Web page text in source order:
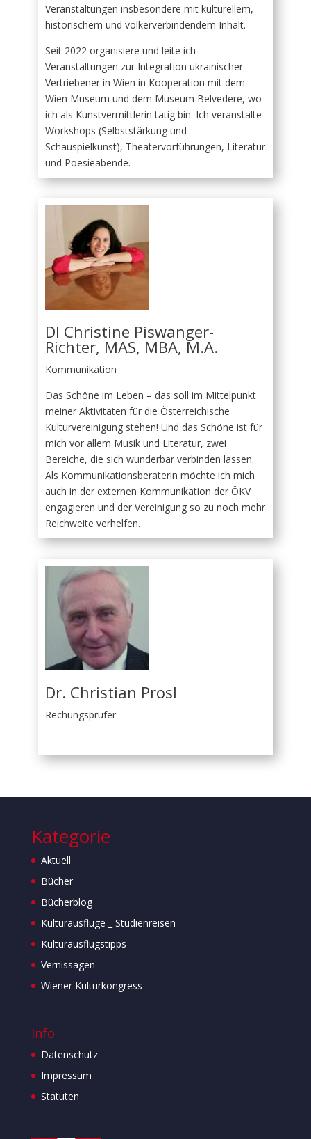
Veranstaltungen insbesondere mit kulturellem,
historischem und völkerverbindendem Inhalt.
Seit 2022 organisiere und leite ich
Veranstaltungen zur Integration ukrainischer
Vertriebener in Wien in Kooperation mit dem
Wien Museum und dem Museum Belvedere, wo
ich als Kunstvermittlerin tätig bin. Ich veranstalte
Workshops (Selbststärkung und
Schauspielkunst), Theatervorführungen, Literatur
und Poesieabende.
DI Christine Piswanger-
Richter, MAS, MBA, M.A.
Kommunikation
Das Schöne im Leben – das soll im Mittelpunkt
meiner Aktivitäten für die Österreichische
Kulturvereinigung stehen! Und das Schöne ist für
mich vor allem Musik und Literatur, zwei
Bereiche, die sich wunderbar verbinden lassen.
Als Kommunikationsberaterin möchte ich mich
auch in der externen Kommunikation der ÖKV
engagieren und der Vereinigung so zu noch mehr
Reichweite verhelfen.
Dr. Christian Prosl
Rechungsprüfer
Kategorie
Aktuell
Bücher
Bücherblog
Kulturausflüge _ Studienreisen
Kulturausflugstipps
Vernissagen
Wiener Kulturkongress
Info
Datenschutz
Impressum
Statuten